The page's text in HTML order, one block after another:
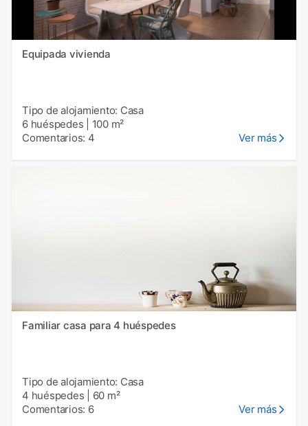
Equipada vivienda
Tipo de alojamiento: Casa
6 huéspedes
100 m²
Comentarios: 4
Ver más
Familiar casa para 4 huéspedes
Tipo de alojamiento: Casa
4 huéspedes
60 m²
Comentarios: 6
Ver más